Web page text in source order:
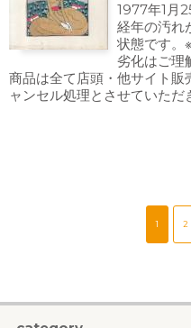
1977年1月
経年の汚れ
状態です。
劣化はご理
商品は全て店頭・他サイト販
ャンセル処理とさせていただ
1 2